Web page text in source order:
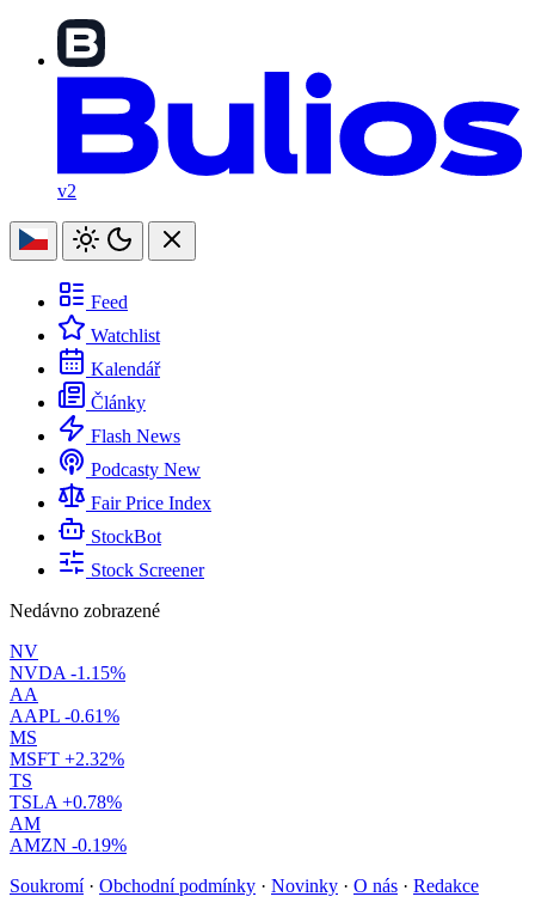
v2
Feed
Watchlist
Kalendář
Články
Flash News
Podcasty New
Fair Price Index
StockBot
Stock Screener
Nedávno zobrazené
NV
NVDA -1.15%
AA
AAPL -0.61%
MS
MSFT +2.32%
TS
TSLA +0.78%
AM
AMZN -0.19%
Soukromí · Obchodní podmínky · Novinky · O nás · Redakce